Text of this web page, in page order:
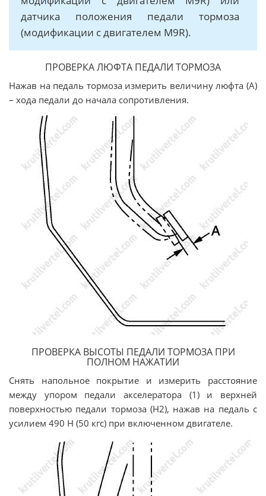
датчика положения педали тормоза
(модификации с двигателем M9R).
ПРОВЕРКА ЛЮФТА ПЕДАЛИ ТОРМОЗА
Нажав на педаль тормоза измерить величину люфта (А)
– хода педали до начала сопротивления.
ПРОВЕРКА ВЫСОТЫ ПЕДАЛИ ТОРМОЗА ПРИ
ПОЛНОМ НАЖАТИИ
Снять напольное покрытие и измерить расстояние
между упором педали акселератора (1) и верхней
поверхностью педали тормоза (Н2), нажав на педаль с
усилием 490 Н (50 кгс) при включенном двигателе.